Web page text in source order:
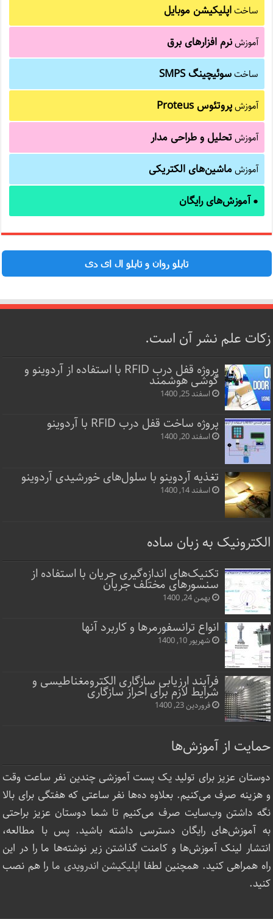
ساختاپلیکیشن موبایل
آموزشنرم افزارهای برق
ساختسوئیچینگ SMPS
آموزشپروتئوس Proteus
آموزشتحلیل و طراحی مدار
آموزشماشین‌های الکتریکی
●آموزش‌های رایگان
تابلو روان و تابلو ال ای دی
زکات علم نشر آن است.
پروژه قفل‌ درب RFID با استفاده از آردوینو و
گوشی هوشمند
اسفند 25, 1400
پروژه ساخت قفل‌ درب RFID با آردوینو
اسفند 20, 1400
تغذیه آردوینو با سلول‌های خورشیدی آردوینو
اسفند 14, 1400
الکترونیک به زبان ساده
تکنیک‌های اندازه‌گیری جریان با استفاده از
سنسورهای مختلف جریان
بهمن 24, 1400
انواع ترانسفورمرها و کاربرد آنها
شهریور 10, 1400
فرآیند ارزیابی سازگاری الکترومغناطیسی و
شرایط لازم برای احراز سازگاری
فروردین 23, 1400
حمایت از آموزش‌ها
دوستان عزیز برای تولید یک پست آموزشی چندین نفر ساعت‌ وقت
و هزینه صرف می‌کنیم. بعلاوه ده‌ها نفر ساعتی که هفتگی برای بالا
نگه داشتن وب‌سایت صرف ‌می‌کنیم تا شما دوستان عزیز براحتی
به آموزش‌های رایگان دسترسی داشته باشید. پس با مطالعه،
انتشار لینک‌ آموزش‌ها و کامنت گذاشتن زیر نوشته‌‌ها ما را در این
راه همراهی کنید. همچنین لطفا اپلیکیشن اندرویدی ما را هم نصب
کنید.